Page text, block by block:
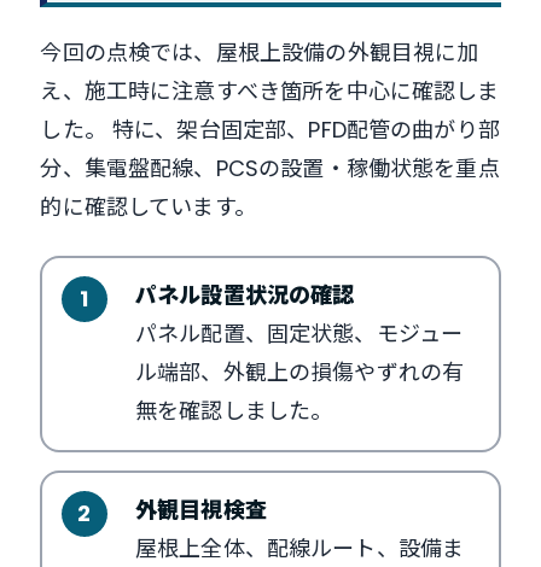
今回の点検では、屋根上設備の外観目視に加
え、施工時に注意すべき箇所を中心に確認しま
した。 特に、架台固定部、PFD配管の曲がり部
分、集電盤配線、PCSの設置・稼働状態を重点
的に確認しています。
パネル設置状況の確認
パネル配置、固定状態、モジュー
ル端部、外観上の損傷やずれの有
無を確認しました。
外観目視検査
屋根上全体、配線ルート、設備ま